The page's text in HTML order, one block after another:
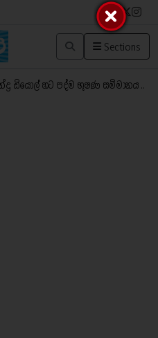
Sections
ඩියොල් හට පද්ම භූෂණ සම්මානය ..